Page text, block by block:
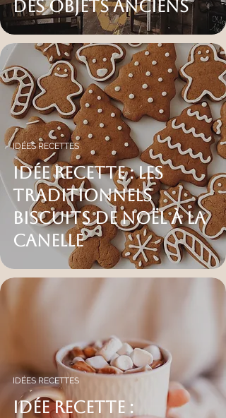
des objets anciens
IDÉE RECETTE : LES
TRADITIONNELS
BISCUITS DE NOËL À LA
CANELLE
IDÉES RECETTES
IDÉE RECETTE :
IDÉES RECETTES